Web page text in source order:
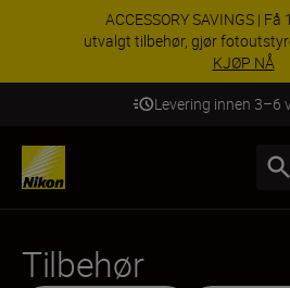
ACCESSORY SAVINGS |
utvalgt tilbehør, gjør
KJØP NÅ
Levering innen 3–6
Tilbehør